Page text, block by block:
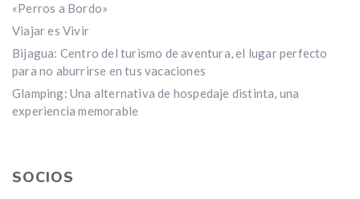
«Perros a Bordo»
Viajar es Vivir
Bijagua: Centro del turismo de aventura, el lugar perfecto
para no aburrirse en tus vacaciones
Glamping: Una alternativa de hospedaje distinta, una
experiencia memorable
SOCIOS